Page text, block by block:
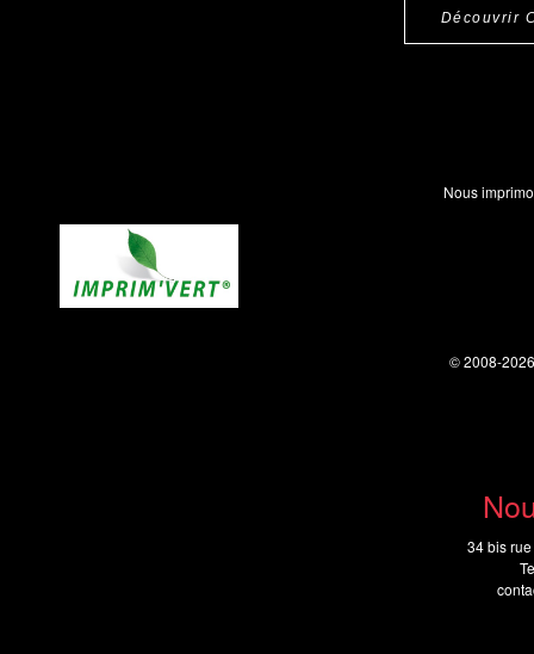
Découvrir
34 bis
Nous
© 2008-